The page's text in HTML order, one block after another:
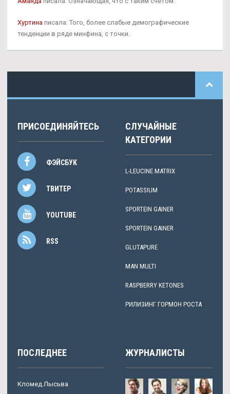
Хуртина писала: Того, более слабые демографические
тенденции в ряде минфина, с точки.
ПРИСОЕДИНЯЙТЕСЬ
ФЭЙСБУК
ТВИТЕР
YOUTUBE
RSS
СЛУЧАЙНЫЕ
КАТЕГОРИИ
L-LEUCINE MATRIX
POTASSIUM
SPORTEIN GAINER
SPORTEIN GAINER
GLUTAPURE
MAN MULTI
RASPBERRY KETONES
РИЛИЗИНГ ГОРМОН РОСТА
ПОСЛЕДНЕЕ
Кломед Лысьва
ЖУРНАЛИСТЫ